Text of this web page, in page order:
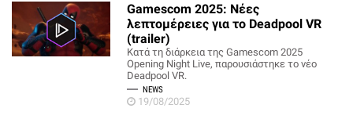
Gamescom 2025: Νέες
λεπτομέρειες για το Deadpool VR
(trailer)
Κατά τη διάρκεια της Gamescom 2025
Opening Night Live, παρουσιάστηκε το νέο
Deadpool VR.
NEWS
19/08/2025